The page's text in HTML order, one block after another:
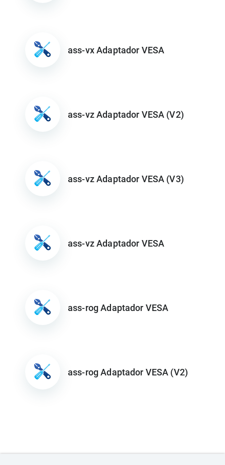
ass-vx Adaptador VESA
ass-vz Adaptador VESA (V2)
ass-vz Adaptador VESA (V3)
ass-vz Adaptador VESA
ass-rog Adaptador VESA
ass-rog Adaptador VESA (V2)